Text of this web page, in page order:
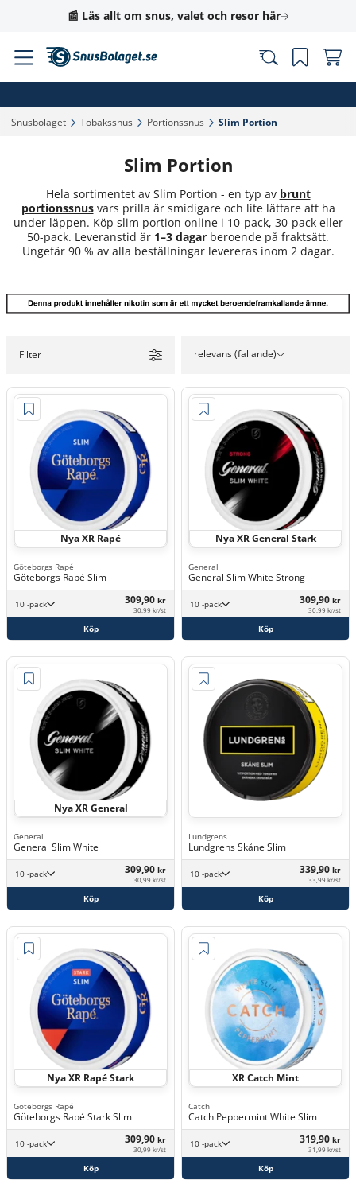
📰 Läs allt om snus, valet och resor här
Snusbolaget‎ Tobakssnus‎ Portionssnus‎ Slim Portion‎
Slim Portion
Hela sortimentet av Slim Portion - en typ av brunt
portionssnusvars prilla är smidigare och lite lättare att ha
under läppen. Köp slim portion online i 10-pack, 30-pack eller
50-pack. Leveranstid är 1–3 dagar beroende på fraktsätt.
Ungefär 90 % av alla beställningar levereras inom 2 dagar.
Filter relevans (fallande)
Nya XR Rapé
Göteborgs Rapé
Göteborgs Rapé Slim
10 -pack 309,90 kr
30,99 kr/st
Köp
Nya XR General Stark
General
General Slim White Strong
10 -pack 309,90 kr
30,99 kr/st
Köp
Nya XR General
General
General Slim White
10 -pack 309,90 kr
30,99 kr/st
Köp
Lundgrens
Lundgrens Skåne Slim
10 -pack 339,90 kr
33,99 kr/st
Köp
Nya XR Rapé Stark
Göteborgs Rapé
Göteborgs Rapé Stark Slim
10 -pack 309,90 kr
30,99 kr/st
Köp
XR Catch Mint
Catch
Catch Peppermint White Slim
10 -pack 319,90 kr
31,99 kr/st
Köp